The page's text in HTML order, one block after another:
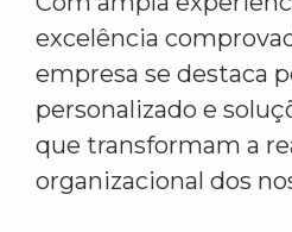
excelência
empresa se destaca
personalizado e
que transformam a
organizacional dos